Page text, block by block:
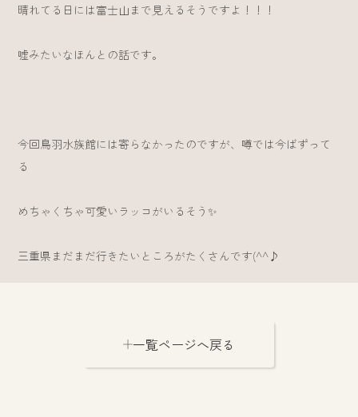
晴れてる日には富士山まで見えるそうですよ！！！
嘘みたいなほんとの話です。
今回鳥羽水族館には寄らなかったのですが、噂では今ばずって
る
めちゃくちゃ可愛いラッコがいるそう✨
三重県まだまだ行きたいところがたくさんです(^^♪
一覧ページへ戻る